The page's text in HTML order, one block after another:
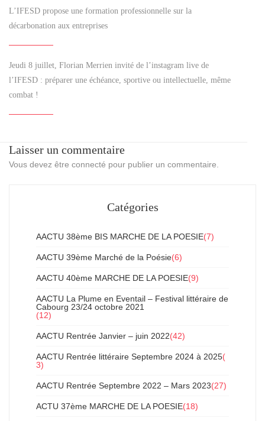
L’IFESD propose une formation professionnelle sur la
décarbonation aux entreprises
Jeudi 8 juillet, Florian Merrien invité de l’instagram live de
l’IFESD : préparer une échéance, sportive ou intellectuelle, même
combat !
Laisser un commentaire
Vous devez être connecté pour publier un commentaire.
Catégories
AACTU 38ème BIS MARCHE DE LA POESIE(7)
AACTU 39ème Marché de la Poésie(6)
AACTU 40ème MARCHE DE LA POESIE(9)
AACTU La Plume en Eventail – Festival littéraire de
Cabourg 23/24 octobre 2021
(12)
AACTU Rentrée Janvier – juin 2022(42)
AACTU Rentrée littéraire Septembre 2024 à 2025(
3)
AACTU Rentrée Septembre 2022 – Mars 2023(27)
ACTU 37ème MARCHE DE LA POESIE(18)